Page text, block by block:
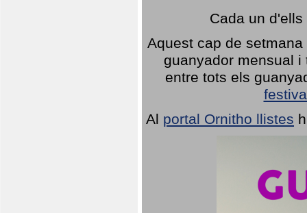
Cada un
Aquest cap de
guanyador mensual
entre tots els
Al portal Ornitho llistes